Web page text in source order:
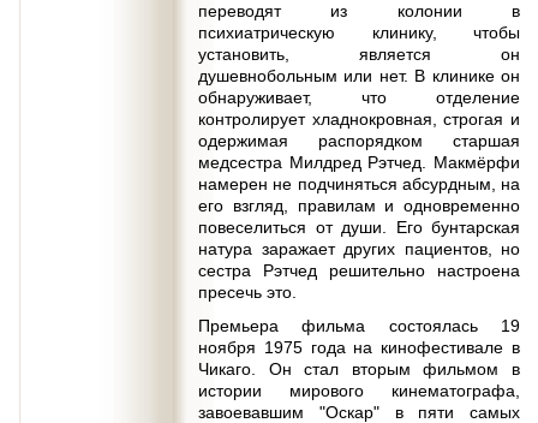
переводят из колонии в
психиатрическую клинику, чтобы
установить, является он
душевнобольным или нет. В клинике он
обнаруживает, что отделение
контролирует хладнокровная, строгая и
одержимая распорядком старшая
медсестра Милдред Рэтчед. Макмёрфи
намерен не подчиняться абсурдным, на
его взгляд, правилам и одновременно
повеселиться от души. Его бунтарская
натура заражает других пациентов, но
сестра Рэтчед решительно настроена
пресечь это.
Премьера фильма состоялась 19
ноября 1975 года на кинофестивале в
Чикаго. Он стал вторым фильмом в
истории мирового кинематографа,
завоевавшим "Оскар" в пяти самых